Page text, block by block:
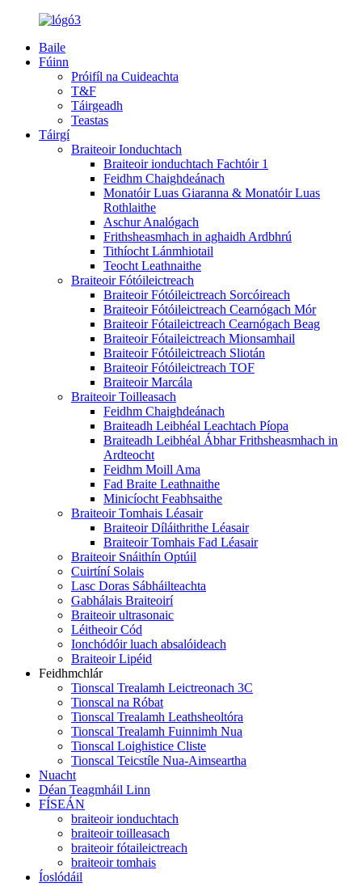
Baile
Fúinn
Próifíl na Cuideachta
T&F
Táirgeadh
Teastas
Táirgí
Braiteoir Ionduchtach
Braiteoir ionduchtach Fachtóir 1
Feidhm Chaighdeánach
Monatóir Luas Giaranna & Monatóir Luas
Rothlaithe
Aschur Analógach
Frithsheasmhach in aghaidh Ardbhrú
Tithíocht Lánmhiotail
Teocht Leathnaithe
Braiteoir Fótóileictreach
Braiteoir Fótóileictreach Sorcóireach
Braiteoir Fótóileictreach Cearnógach Mór
Braiteoir Fótaileictreach Cearnógach Beag
Braiteoir Fótaileictreach Mionsamhail
Braiteoir Fótóileictreach Sliotán
Braiteoir Fótóileictreach TOF
Braiteoir Marcála
Braiteoir Toilleasach
Feidhm Chaighdeánach
Braiteadh Leibhéal Leachtach Píopa
Braiteadh Leibhéal Ábhar Frithsheasmhach in
Ardteocht
Feidhm Moill Ama
Fad Braite Leathnaithe
Minicíocht Feabhsaithe
Braiteoir Tomhais Léasair
Braiteoir Díláithrithe Léasair
Braiteoir Tomhais Fad Léasair
Braiteoir Snáithín Optúil
Cuirtíní Solais
Lasc Doras Sábháilteachta
Gabhálais Braiteoirí
Braiteoir ultrasonaic
Léitheoir Cód
Ionchódóir luach absalóideach
Braiteoir Lipéid
Feidhmchlár
Tionscal Trealamh Leictreonach 3C
Tionscal na Róbat
Tionscal Trealamh Leathsheoltóra
Tionscal Trealamh Fuinnimh Nua
Tionscal Loighistice Cliste
Tionscal Teicstíle Nua-Aimseartha
Nuacht
Déan Teagmháil Linn
FÍSEÁN
braiteoir ionduchtach
braiteoir toilleasach
braiteoir fótaileictreach
braiteoir tomhais
Íoslódáil